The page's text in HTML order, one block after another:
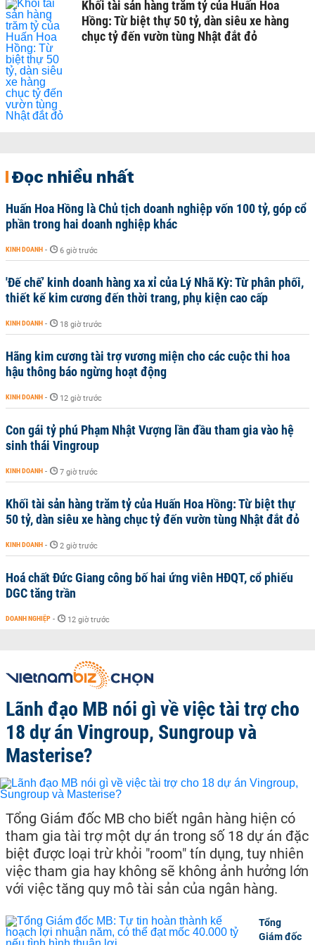
Khối tài sản hàng trăm tỷ của Huấn Hoa
Hồng: Từ biệt thự 50 tỷ, dàn siêu xe hàng
chục tỷ đến vườn tùng Nhật đắt đỏ
Đọc nhiều nhất
Huấn Hoa Hồng là Chủ tịch doanh nghiệp vốn 100 tỷ, góp cổ
phần trong hai doanh nghiệp khác
KINH DOANH - 6 giờ trước
'Đế chế’ kinh doanh hàng xa xỉ của Lý Nhã Kỳ: Từ phân phối,
thiết kế kim cương đến thời trang, phụ kiện cao cấp
KINH DOANH - 18 giờ trước
Hãng kim cương tài trợ vương miện cho các cuộc thi hoa
hậu thông báo ngừng hoạt động
KINH DOANH - 12 giờ trước
Con gái tỷ phú Phạm Nhật Vượng lần đầu tham gia vào hệ
sinh thái Vingroup
KINH DOANH - 7 giờ trước
Khối tài sản hàng trăm tỷ của Huấn Hoa Hồng: Từ biệt thự
50 tỷ, dàn siêu xe hàng chục tỷ đến vườn tùng Nhật đắt đỏ
KINH DOANH - 2 giờ trước
Hoá chất Đức Giang công bố hai ứng viên HĐQT, cổ phiếu
DGC tăng trần
DOANH NGHIỆP - 12 giờ trước
Lãnh đạo MB nói gì về việc tài trợ cho
18 dự án Vingroup, Sungroup và
Masterise?
Tổng Giám đốc MB cho biết ngân hàng hiện có
tham gia tài trợ một dự án trong số 18 dự án đặc
biệt được loại trừ khỏi "room" tín dụng, tuy nhiên
việc tham gia hay không sẽ không ảnh hưởng lớn
với việc tăng quy mô tài sản của ngân hàng.
Tổng
Giám đốc